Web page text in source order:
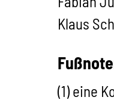
Klaus
(1) eine